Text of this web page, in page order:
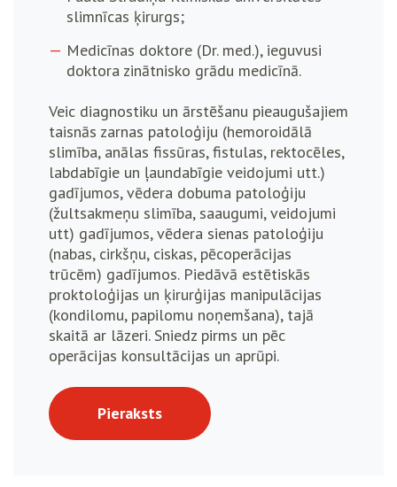
slimnīcas ķirurgs;
Medicīnas doktore (Dr. med.), ieguvusi
doktora zinātnisko grādu medicīnā.
Veic diagnostiku un ārstēšanu pieaugušajiem
taisnās zarnas patoloģiju (hemoroidālā
slimība, anālas fissūras, fistulas, rektocēles,
labdabīgie un ļaundabīgie veidojumi utt.)
gadījumos, vēdera dobuma patoloģiju
(žultsakmeņu slimība, saaugumi, veidojumi
utt) gadījumos, vēdera sienas patoloģiju
(nabas, cirkšņu, ciskas, pēcoperācijas
trūcēm) gadījumos. Piedāvā estētiskās
proktoloģijas un ķirurģijas manipulācijas
(kondilomu, papilomu noņemšana), tajā
skaitā ar lāzeri. Sniedz pirms un pēc
operācijas konsultācijas un aprūpi.
Pieraksts